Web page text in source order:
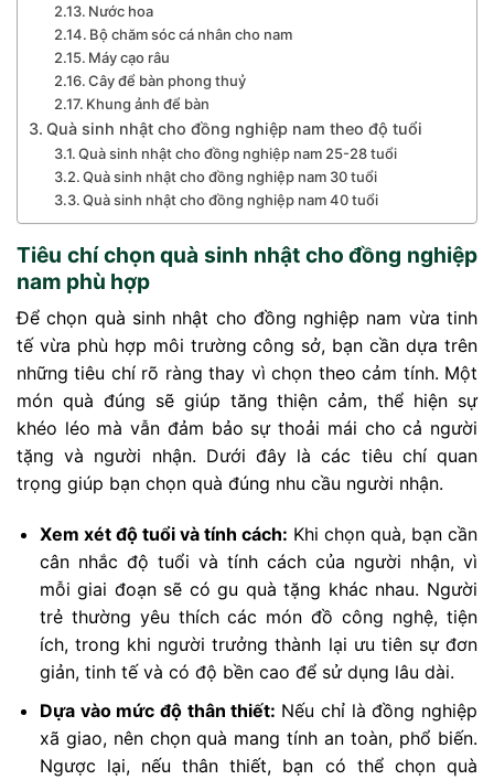
Nước hoa
Bộ chăm sóc cá nhân cho nam
Máy cạo râu
Cây để bàn phong thuỷ
Khung ảnh để bàn
Quà sinh nhật cho đồng nghiệp nam theo độ tuổi
Quà sinh nhật cho đồng nghiệp nam 25-28 tuổi
Quà sinh nhật cho đồng nghiệp nam 30 tuổi
Quà sinh nhật cho đồng nghiệp nam 40 tuổi
Tiêu chí chọn quà sinh nhật cho đồng nghiệp
nam phù hợp
Để chọn quà sinh nhật cho đồng nghiệp nam vừa tinh
tế vừa phù hợp môi trường công sở, bạn cần dựa trên
những tiêu chí rõ ràng thay vì chọn theo cảm tính. Một
món quà đúng sẽ giúp tăng thiện cảm, thể hiện sự
khéo léo mà vẫn đảm bảo sự thoải mái cho cả người
tặng và người nhận. Dưới đây là các tiêu chí quan
trọng giúp bạn chọn quà đúng nhu cầu người nhận.
Xem xét độ tuổi và tính cách: Khi chọn quà, bạn cần
cân nhắc độ tuổi và tính cách của người nhận, vì
mỗi giai đoạn sẽ có gu quà tặng khác nhau. Người
trẻ thường yêu thích các món đồ công nghệ, tiện
ích, trong khi người trưởng thành lại ưu tiên sự đơn
giản, tinh tế và có độ bền cao để sử dụng lâu dài.
Dựa vào mức độ thân thiết: Nếu chỉ là đồng nghiệp
xã giao, nên chọn quà mang tính an toàn, phổ biến.
Ngược lại, nếu thân thiết, bạn có thể chọn quà